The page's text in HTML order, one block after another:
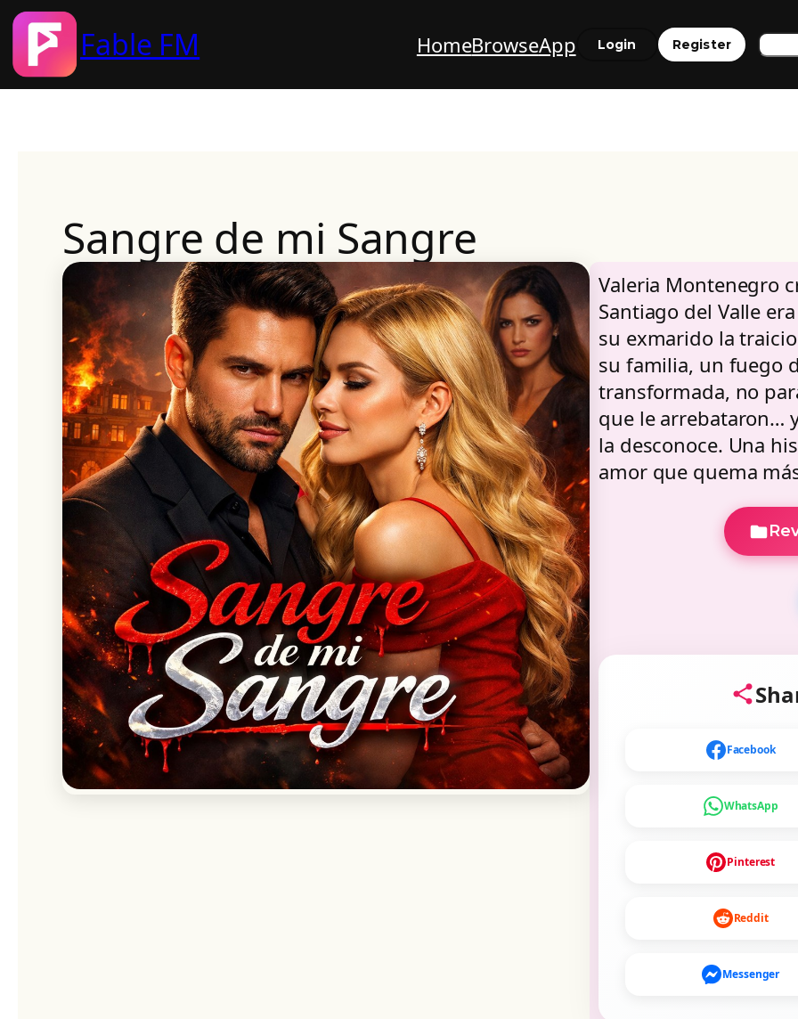
Fable FM HomeBrowseApp Login Register
Sangre de mi Sangre
Valeria Montenegro
Santiago del Valle
su exmarido la
su familia, un fuego
transformada, no
que le arrebataron…
la desconoce. Una
amor que quema
Facebook
WhatsApp
Pinterest
Reddit
Messenger